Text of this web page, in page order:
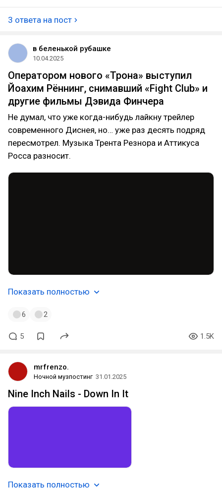
3 ответа на пост
в беленькой рубашке
10.04.2025
Оператором нового «Трона» выступил
Йоахим Рённинг, снимавший «Fight Club» и
другие фильмы Дэвида Финчера
Не думал, что уже когда-нибудь лайкну трейлер
современного Диснея, но… уже раз десять подряд
пересмотрел. Музыка Трента Резнора и Аттикуса
Росса разносит.
Показать полностью
6 2
5 1.5K
mrfrenzo.
Ночной музпостинг 31.01.2025
Nine Inch Nails - Down In It
Показать полностью